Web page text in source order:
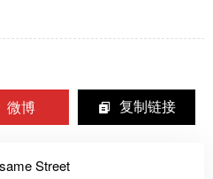
微博 复制链接
Street